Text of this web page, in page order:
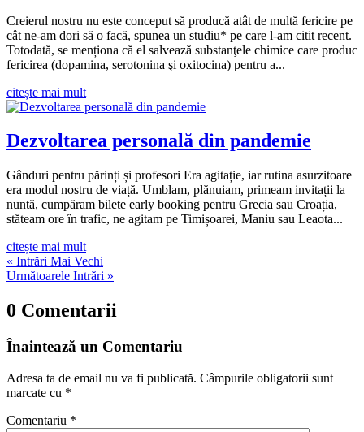
Creierul nostru nu este conceput să producă atât de multă fericire pe
cât ne-am dori să o facă, spunea un studiu* pe care l-am citit recent.
Totodată, se menționa că el salvează substanţele chimice care produc
fericirea (dopamina, serotonina şi oxitocina) pentru a...
citește mai mult
Dezvoltarea personală din pandemie
Gânduri pentru părinți și profesori Era agitație, iar rutina asurzitoare
era modul nostru de viață. Umblam, plănuiam, primeam invitații la
nuntă, cumpăram bilete early booking pentru Grecia sau Croația,
stăteam ore în trafic, ne agitam pe Timișoarei, Maniu sau Leaota...
citește mai mult
« Intrări Mai Vechi
Următoarele Intrări »
0 Comentarii
Înaintează un Comentariu
Adresa ta de email nu va fi publicată. Câmpurile obligatorii sunt
marcate cu *
Comentariu *